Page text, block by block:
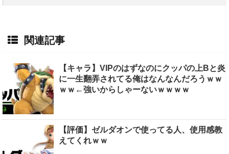
関連記事
【キャラ】VIPのはずなのにクッパの上Bと炎
に一生翻弄されてる俺はなんなんだろうｗｗ
ｗｗ←強いからしゃーないｗｗｗｗ
【評価】ゼルダオンで使ってる人、使用感教
えてくれｗｗ